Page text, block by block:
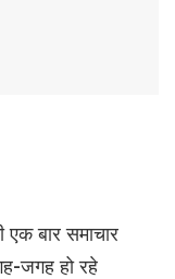
बार समाचार
जगह हो रहे